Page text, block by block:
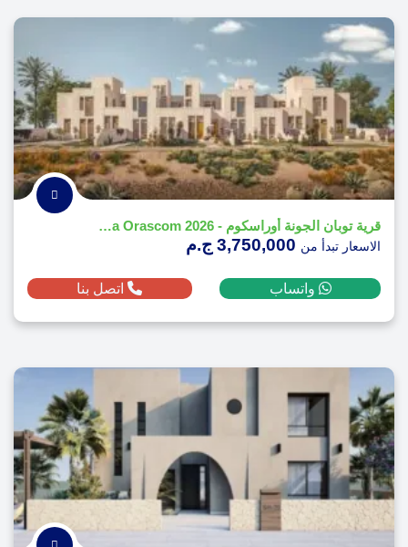
قرية توبان الجونة أوراسكوم - Tuban El Gouna Orascom 2026
الاسعار تبدأ من
واتساب اتصل بنا